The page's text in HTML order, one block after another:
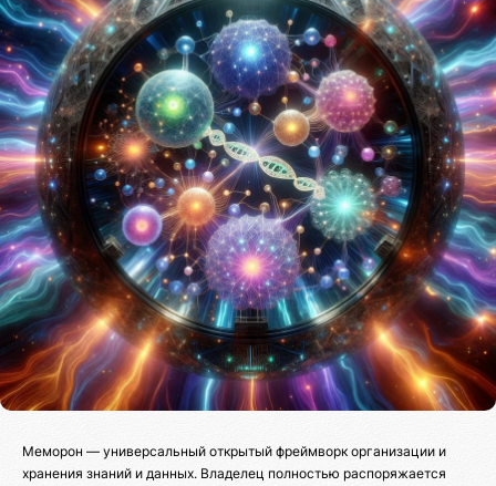
Меморон — универсальный открытый фреймворк организации и
хранения знаний и данных. Владелец полностью распоряжается